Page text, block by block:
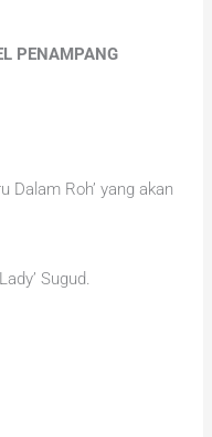
PENAMPANG
Dalam Roh’ yang akan
Sugud.